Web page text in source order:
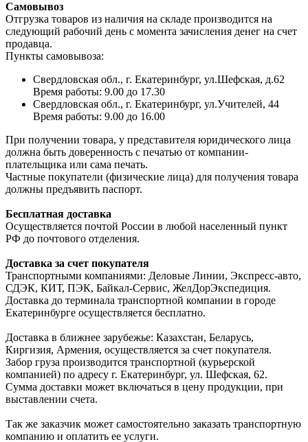
Самовывоз
Отгрузка товаров из наличия на складе производится на
следующий рабочий день с момента зачисления денег на счет
продавца.
Пункты самовывоза:
Свердловская обл., г. Екатеринбург, ул.Шефская, д.62
Время работы: 9.00 до 17.30
Свердловская обл., г. Екатеринбург, ул.Учителей, 44
Время работы: 9.00 до 16.00
При получении товара, у представителя юридического лица
должна быть доверенность с печатью от компании-
плательщика или сама печать.
Частные покупатели (физические лица) для получения товара
должны предъявить паспорт.
Бесплатная доставка
Осуществляется почтой России в любой населенный пункт
РФ до почтового отделения.
Доставка за счет покупателя
Транспортными компаниями: Деловые Линии, Экспресс-авто,
СДЭК, КИТ, ПЭК, Байкал-Сервис, ЖелДорЭкспедиция.
Доставка до терминала транспортной компании в городе
Екатеринбурге осуществляется бесплатно.
Доставка в ближнее зарубежье: Казахстан, Беларусь,
Киргизия, Армения, осуществляется за счет покупателя.
Забор груза производится транспортной (курьерской
компанией) по адресу г. Екатеринбург, ул. Шефская, 62.
Сумма доставки может включаться в цену продукции, при
выставлении счета.
Так же заказчик может самостоятельно заказать транспортную
компанию и оплатить ее услуги.